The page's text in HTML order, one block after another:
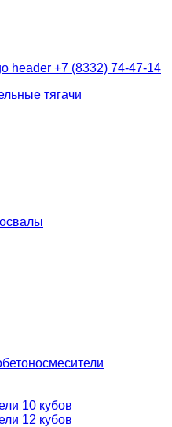
+7 (8332) 74-47-14
тягачи
10 кубов
12 кубов